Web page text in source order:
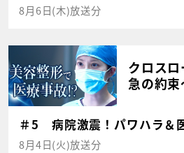
8月6日(木)放送分
クロス
急の約束
＃5 病院激震！パワハラ＆
8月4日(火)放送分